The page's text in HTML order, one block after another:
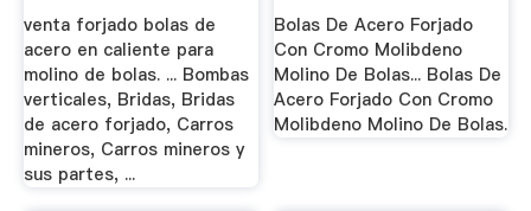
venta forjado bolas de
acero en caliente para
molino de bolas. ... Bombas
verticales, Bridas, Bridas
de acero forjado, Carros
mineros, Carros mineros y
sus partes, ...
Bolas De Acero Forjado
Con Cromo Molibdeno
Molino De Bolas... Bolas De
Acero Forjado Con Cromo
Molibdeno Molino De Bolas.